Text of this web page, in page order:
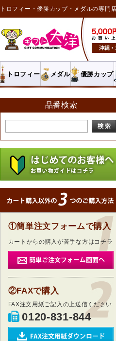
トロフィー・優勝カップ・メダルの専門
トロフィー メダル 優勝カップ
品番検索
①簡単注文フォームで購入
カートからの購入が苦手な方はコチラ
②FAXで購入
FAX注文用紙ご記入の上送信ください
0120-831-844